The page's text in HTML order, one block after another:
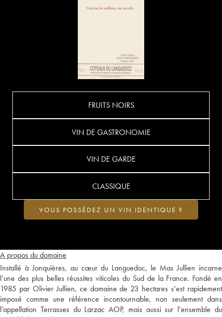
A propos du domaine
Installé à Jonquières, au cœur du Languedoc, le Mas Jullien incarne
l’une des plus belles réussites viticoles du Sud de la France. Fondé en
1985 par Olivier Jullien, ce domaine de 23 hectares s’est rapidement
imposé comme une référence incontournable, non seulement dans
l’appellation Terrasses du Larzac AOP, mais aussi sur l’ensemble du
FRUITS NOIRS
VIN DE GASTRONOMIE
VIN DE GARDE
CLASSIQUE
VOUS POSSÉDEZ UN VIN IDENTIQUE ?